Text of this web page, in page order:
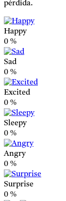
pérdida.
Happy
0 %
Sad
0 %
Excited
0 %
Sleepy
0 %
Angry
0 %
Surprise
0 %